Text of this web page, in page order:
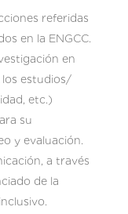
referidas
en la ENGCC.
en
estudios/
etc.)
su
y evaluación.
a través
de la